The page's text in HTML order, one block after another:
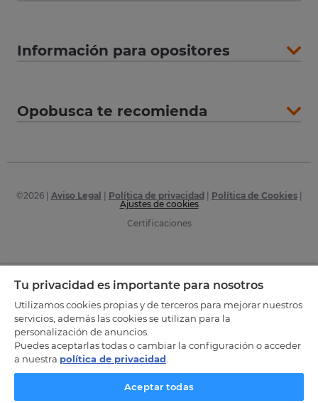
Información para opositores
Opobusca te recomienda
©2026| Aviso Legal Política de privacidad Política de Cookies|
Ajustes de cookies
Certificaciones
Tu privacidad es importante para nosotros
Utilizamos cookies propias y de terceros para mejorar nuestros
servicios, además las cookies se utilizan para la
personalización de anuncios.
Puedes aceptarlas todas o cambiar la configuración o acceder
a nuestra política de privacidad
Aceptar todas